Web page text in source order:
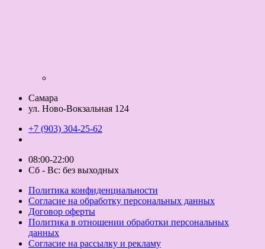
Самара
ул. Ново-Вокзальная 124
+7 (903) 304-25-62
08:00-22:00
Сб - Вс: без выходных
Политика конфиденциальности
Согласие на обработку персональных данных
Договор оферты
Политика в отношении обработки персональных
данных
Согласие на рассылку и рекламу